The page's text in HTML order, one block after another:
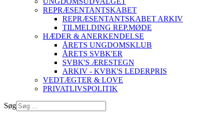
REPRÆSENTANTSKABET
REPRÆSENTANTSKABET ARKIV
TILMELDING REP.MØDE
HÆDER & ANERKENDELSE
ÅRETS UNGDOMSKLUB
ÅRETS SVBK'ER
SVBK'S ÆRESTEGN
ARKIV - KVBK'S LEDERPRIS
VEDTÆGTER & LOVE
PRIVATLIVSPOLITIK
Søg